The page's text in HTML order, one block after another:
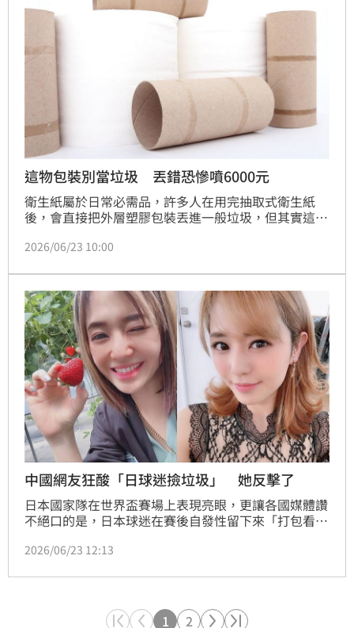
這物包裝別當垃圾 丟錯恐慘噴6000元
衛生紙屬於日常必需品，許多人在用完抽取式衛生紙
後，會直接把外層塑膠包裝丟進一般垃圾，但其實這類
常見的衛生紙外袋多為單一材質的PP塑膠膜，只要保
丟棄，依規定最重可處6000元罰鍰。
2026/06/23 10:00
中國網友狂酸「日球迷撿垃圾」 她反擊了
日本國家隊在世界盃賽場上表現亮眼，更讓各國媒體讚
不絕口的是，日本球迷在賽後自發性留下來「打包看台
評。然而這項舉動近日卻遭到部分中國網民發文砲轟，
天后蒼井空也罕見看不下去親自發文反擊，直言這是
2026/06/23 12:13
1 2